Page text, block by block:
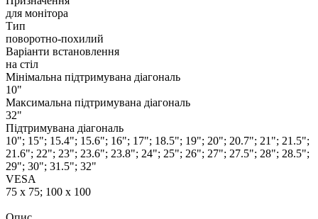
для монітора
Тип
поворотно-похилий
Варіанти встановлення
на стіл
Мінімальна підтримувана діагональ
10"
Максимальна підтримувана діагональ
32"
Підтримувана діагональ
10"; 15"; 15.4"; 15.6"; 16"; 17"; 18.5"; 19"; 20"; 20.7"; 21"; 21.5";
21.6"; 22"; 23"; 23.6"; 23.8"; 24"; 25"; 26"; 27"; 27.5"; 28"; 28.5";
29"; 30"; 31.5"; 32"
VESA
75 x 75; 100 x 100